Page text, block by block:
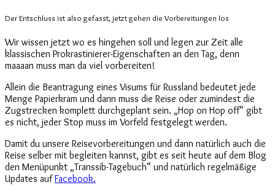
Der Entschluss ist also gefasst, jetzt gehen die Vorbereitungen los
Wir wissen jetzt wo es hingehen soll und legen zur Zeit alle
klassischen Prokrastinierer-Eigenschaften an den Tag, denn
maaaan muss man da viel vorbereiten!
Allein die Beantragung eines Visums für Russland bedeutet jede
Menge Papierkram und dann muss die Reise oder zumindest die
Zugstrecken komplett durchgeplant sein. „Hop on Hop off“ gibt
es nicht, jeder Stop muss im Vorfeld festgelegt werden.
Damit du unsere Reisevorbereitungen und dann natürlich auch die
Reise selber mit begleiten kannst, gibt es seit heute auf dem Blog
den Menüpunkt „Transsib-Tagebuch“ und natürlich regelmäßige
Updates aufFacebook.